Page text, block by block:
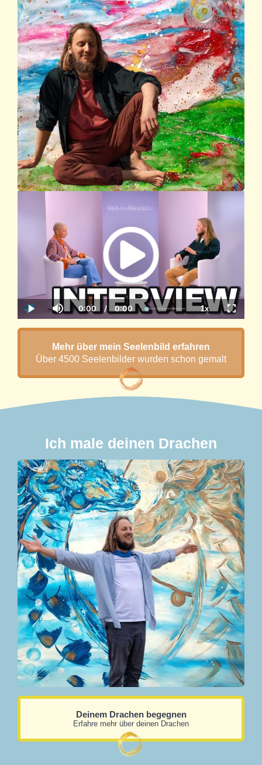
Play Mute
Current
Time
0:00 / Duration
0:00 Loaded:
0.00%
1xPlayback
Rate
Mehr über mein Seelenbild erfahren
Über 4500 Seelenbilder wurden schon gemalt
Ich male deinen Drachen
Deinem Drachen begegnen
Erfahre mehr über deinen Drachen